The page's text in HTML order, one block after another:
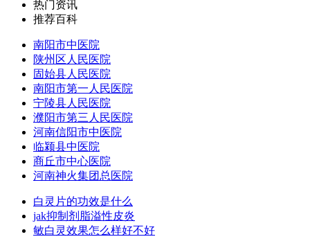
热门资讯
推荐百科
南阳市中医院
陕州区人民医院
固始县人民医院
南阳市第一人民医院
宁陵县人民医院
濮阳市第三人民医院
河南信阳市中医院
临颍县中医院
商丘市中心医院
河南神火集团总医院
白灵片的功效是什么
jak抑制剂脂溢性皮炎
敏白灵效果怎么样好不好